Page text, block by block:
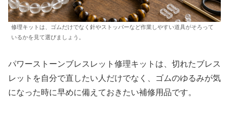
修理キットは、ゴムだけでなく針やストッパーなど作業しやすい道具がそろって
いるかを見て選びましょう。
パワーストーンブレスレット修理キットは、切れたブレス
レットを自分で直したい人だけでなく、ゴムのゆるみが気
になった時に早めに備えておきたい補修用品です。